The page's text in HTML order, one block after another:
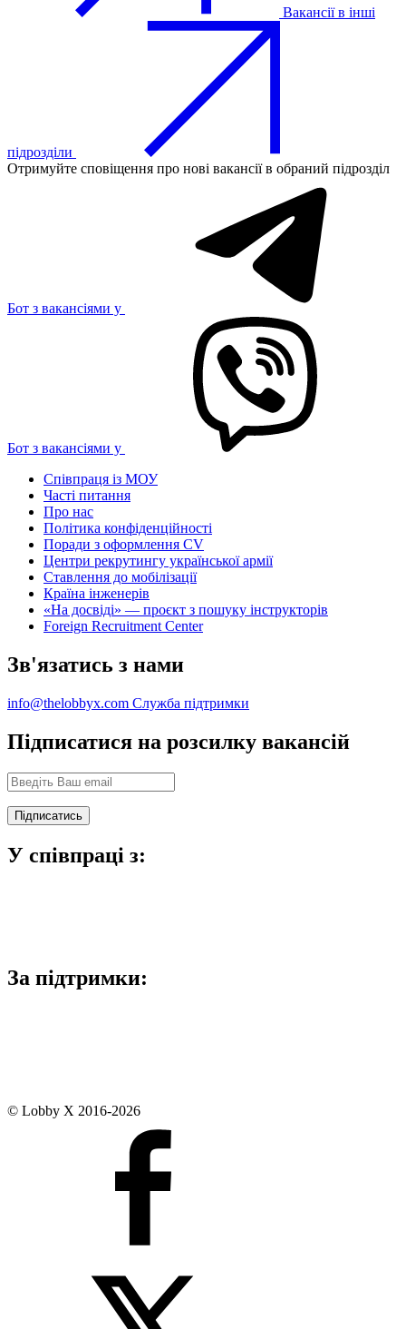
Вакансії в інші
підрозділи
Отримуйте сповіщення про нові вакансії в обраний підрозділ
Бот з вакансіями у
Бот з вакансіями у
Співпраця із МОУ
Часті питання
Про нас
Політика конфіденційності
Поради з оформлення CV
Центри рекрутингу української армії
Ставлення до мобілізації
Країна інженерів
«На досвіді» — проєкт з пошуку інструкторів
Foreign Recruitment Center
Зв'язатись з нами
info@thelobbyx.com Служба підтримки
Підписатися на розсилку вакансій
У співпраці з:
За підтримки:
© Lobby X 2016-2026